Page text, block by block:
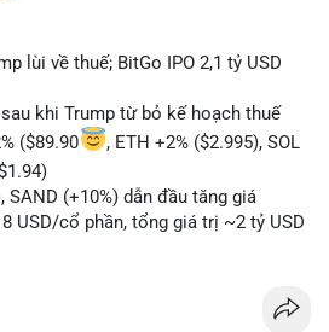
lùi về thuế; BitGo IPO 2,1 tỷ USD
khi Trump từ bỏ kế hoạch thuế
($89.90
, ETH +2% ($2.995), SOL
SAND (+10%) dẫn đầu tăng giá
USD/cổ phần, tổng giá trị ~2 tỷ USD
staking bản địa để tăng cường
phép stablecoin mới với yêu cầu